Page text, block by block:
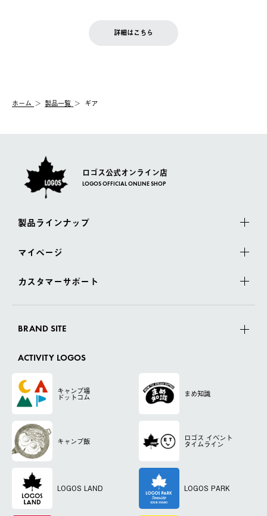
【配送業者】
佐川急便にて配送されます。
お客様都合の返品にかかる送料は、お客様ご負担とさせていただ
一度お手元の商品を返品いただき、ご希望商品を再注文してくだ
LOGOS FAMILY会員の方は、会員マイページ内 購入履歴画面に
詳細はこちら
ホーム 製品一覧 ギア
ロゴス公式オンライン店
LOGOS OFFICIAL ONLINE SHOP
製品ラインナップ
マイページ
カスタマーサポート
BRAND SITE
ACTIVITY LOGOS
キャンプ場
ドットコム まめ知識
キャンプ飯 ロゴス イベント
タイムライン
LOGOS LAND LOGOS PARK